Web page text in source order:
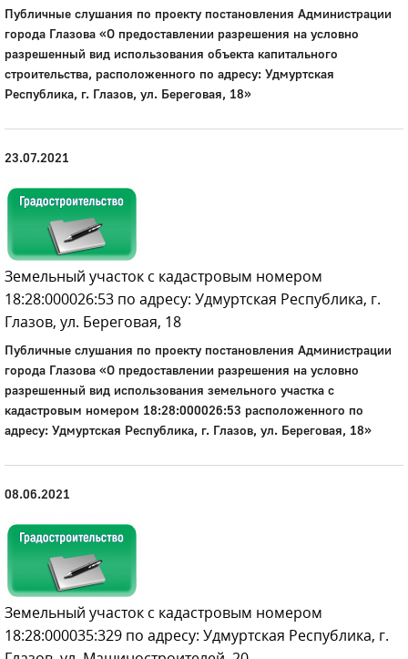
Публичные слушания по проекту постановления Администрации
города Глазова «О предоставлении разрешения на условно
разрешенный вид использования объекта капитального
строительства, расположенного по адресу: Удмуртская
Республика, г. Глазов, ул. Береговая, 18»
23.07.2021
Земельный участок с кадастровым номером
18:28:000026:53 по адресу: Удмуртская Республика, г.
Глазов, ул. Береговая, 18
Публичные слушания по проекту постановления Администрации
города Глазова «О предоставлении разрешения на условно
разрешенный вид использования земельного участка с
кадастровым номером 18:28:000026:53 расположенного по
адресу: Удмуртская Республика, г. Глазов, ул. Береговая, 18»
08.06.2021
Земельный участок с кадастровым номером
18:28:000035:329 по адресу: Удмуртская Республика, г.